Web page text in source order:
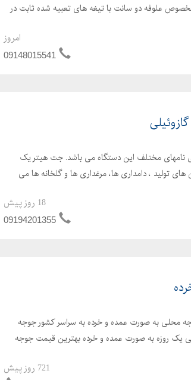
غربال مخصوص علوفه دو سانت با تیغه های تعبیه شده ثابت در
امروز
09148015541
نامهای مختلف این دستگاه می باشد. جت هیتر یک
تولید ، دامداری ها، مرغداری ها و گلخانه ها می
18 روز پیش
09194201355
جوجه یکروزه راس 308 و جوجه محلی به صورت عمده و خرده به سراسر کشور جوجه
مرغ بومی یک روزه به صورت عمده و خرده بهترین قیمت جوجه
721 روز پیش